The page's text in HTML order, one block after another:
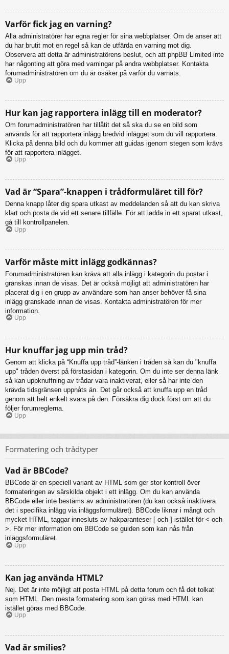
Varför fick jag en varning?
Alla administratörer har egna regler för sina webbplatser. Om de anser att
du har brutit mot en regel så kan de utfärda en varning mot dig.
Observera att detta är administratörens beslut, och att phpBB Limited inte
har någonting att göra med varningar på andra webbplatser. Kontakta
forumadministratören om du är osäker på varför du varnats.
Upp
Hur kan jag rapportera inlägg till en moderator?
Om forumadministratören har tillåtit det så ska du se en bild som
används för att rapportera inlägg bredvid inlägget som du vill rapportera.
Klicka på denna bild och du kommer att guidas igenom stegen som krävs
för att rapportera inlägget.
Upp
Vad är “Spara”-knappen i trådformuläret till för?
Denna knapp låter dig spara utkast av meddelanden så att du kan skriva
klart och posta de vid ett senare tillfälle. För att ladda in ett sparat utkast,
gå till kontrollpanelen.
Upp
Varför måste mitt inlägg godkännas?
Forumadministratören kan kräva att alla inlägg i kategorin du postar i
granskas innan de visas. Det är också möjligt att administratören har
placerat dig i en grupp av användare som han anser behöver få sina
inlägg granskade innan de visas. Kontakta administratören för mer
information.
Upp
Hur knuffar jag upp min tråd?
Genom att klicka på “Knuffa upp tråd”-länken i tråden så kan du "knuffa
upp" tråden överst på förstasidan i kategorin. Om du inte ser denna länk
så kan uppknuffning av trådar vara inaktiverat, eller så har inte den
krävda tidsgränsen uppnåts än. Det går också att knuffa upp en tråd
genom att helt enkelt svara på den. Försäkra dig dock först om att du
följer forumreglerna.
Upp
Formatering och trådtyper
Vad är BBCode?
BBCode är en speciell variant av HTML som ger stor kontroll över
formateringen av särskilda objekt i ett inlägg. Om du kan använda
BBCode eller inte bestäms av administratören (du kan också inaktivera
det i specifika inlägg via inläggsformuläret). BBCode liknar i mångt och
mycket HTML, taggar innesluts av hakparanteser [ och ] istället för < och
>. För mer information om BBCode se guiden som kan nås från
inläggsformuläret.
Upp
Kan jag använda HTML?
Nej. Det är inte möjligt att posta HTML på detta forum och få det tolkat
som HTML. Den mesta formatering som kan göras med HTML kan
istället göras med BBCode.
Upp
Vad är smilies?